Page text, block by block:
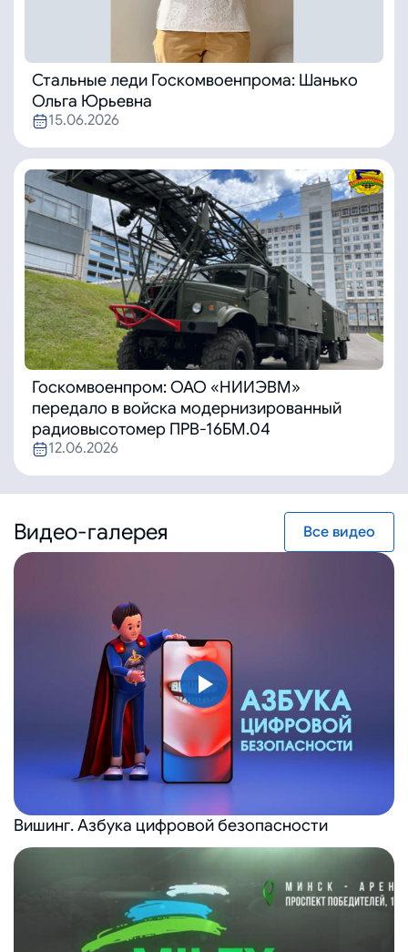
Стальные леди Госкомвоенпрома: Шанько
Ольга Юрьевна
15.06.2026
Госкомвоенпром: ОАО «НИИЭВМ»
передало в войска модернизированный
радиовысотомер ПРВ-16БМ.04
12.06.2026
Видео-галерея Все видео
Вишинг. Азбука цифровой безопасности